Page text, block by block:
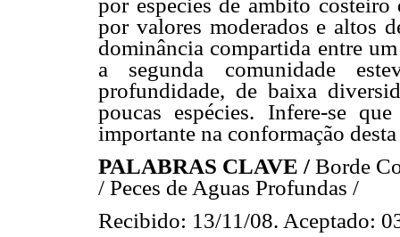
por valores moderados e altos
dominância compartida entre
a segunda comunidade
profundidade, de baixa
poucas espécies. Infere-se
importante na conformação
PALABRAS CLAVE / Borde
/ Peces de Aguas Profundas /
Recibido: 13/11/08. Aceptado: